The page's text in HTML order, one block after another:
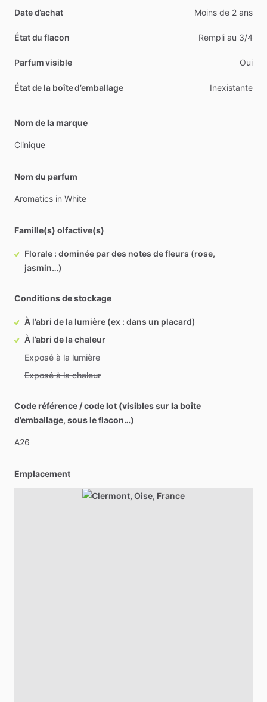
Date d’achat Moins de 2 ans
État du flacon Rempli au 3/4
Parfum visible Oui
État de la boîte d’emballage Inexistante
Nom de la marque
Clinique
Nom du parfum
Aromatics in White
Famille(s) olfactive(s)
Florale : dominée par des notes de fleurs (rose,
jasmin…)
Conditions de stockage
À l’abri de la lumière (ex : dans un placard)
À l’abri de la chaleur
Exposé à la lumière
Exposé à la chaleur
Code référence / code lot (visibles sur la boîte
d’emballage, sous le flacon…)
A26
Emplacement